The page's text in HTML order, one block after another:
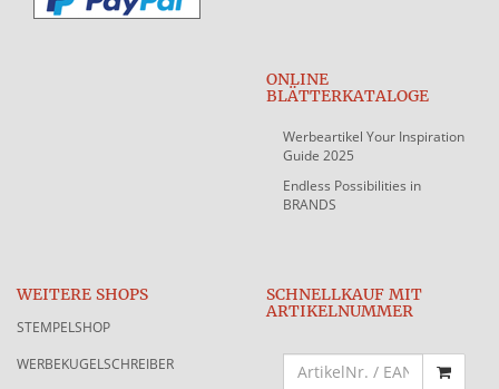
ONLINE
BLÄTTERKATALOGE
Werbeartikel Your Inspiration
Guide 2025
Endless Possibilities in
BRANDS
WEITERE SHOPS
STEMPELSHOP
WERBEKUGELSCHREIBER
SCHNELLKAUF MIT
ARTIKELNUMMER